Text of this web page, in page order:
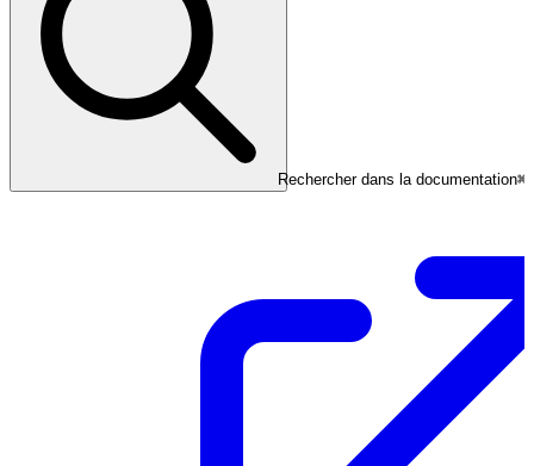
Rechercher dans la documentation⌘